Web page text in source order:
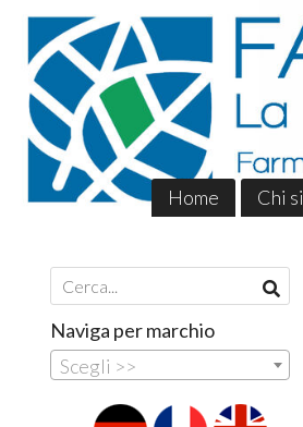
Home Chi
Naviga per marchio
Scegli >>